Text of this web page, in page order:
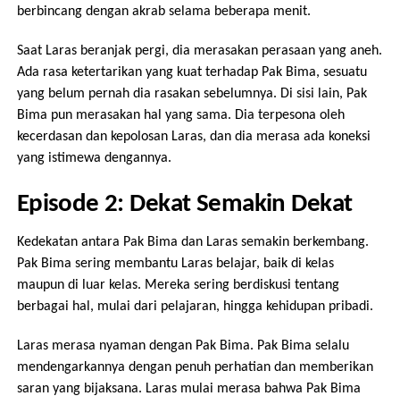
berbincang dengan akrab selama beberapa menit.
Saat Laras beranjak pergi, dia merasakan perasaan yang aneh.
Ada rasa ketertarikan yang kuat terhadap Pak Bima, sesuatu
yang belum pernah dia rasakan sebelumnya. Di sisi lain, Pak
Bima pun merasakan hal yang sama. Dia terpesona oleh
kecerdasan dan kepolosan Laras, dan dia merasa ada koneksi
yang istimewa dengannya.
Episode 2: Dekat Semakin Dekat
Kedekatan antara Pak Bima dan Laras semakin berkembang.
Pak Bima sering membantu Laras belajar, baik di kelas
maupun di luar kelas. Mereka sering berdiskusi tentang
berbagai hal, mulai dari pelajaran, hingga kehidupan pribadi.
Laras merasa nyaman dengan Pak Bima. Pak Bima selalu
mendengarkannya dengan penuh perhatian dan memberikan
saran yang bijaksana. Laras mulai merasa bahwa Pak Bima